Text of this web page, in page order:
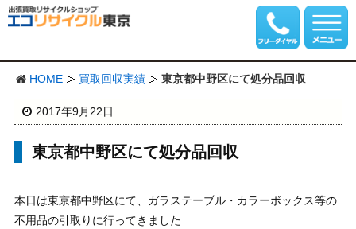
HOME 買取回収実績 東京都中野区にて処分品回収
2017年9月22日
東京都中野区にて処分品回収
本日は東京都中野区にて、ガラステーブル・カラーボックス等の
不用品の引取りに行ってきました